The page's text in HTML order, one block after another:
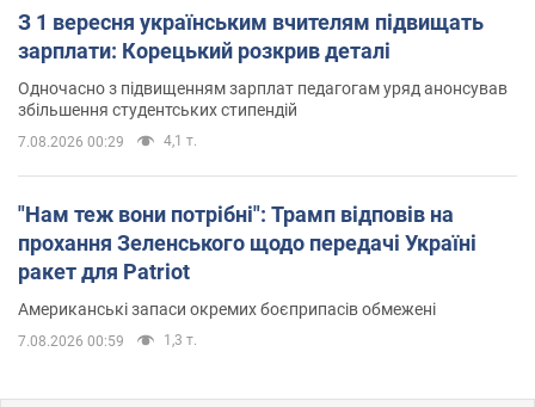
З 1 вересня українським вчителям підвищать
зарплати: Корецький розкрив деталі
Одночасно з підвищенням зарплат педагогам уряд анонсував
збільшення студентських стипендій
7.08.2026 00:29 4,1 т.
"Нам теж вони потрібні": Трамп відповів на
прохання Зеленського щодо передачі Україні
ракет для Patriot
Американські запаси окремих боєприпасів обмежені
7.08.2026 00:59 1,3 т.